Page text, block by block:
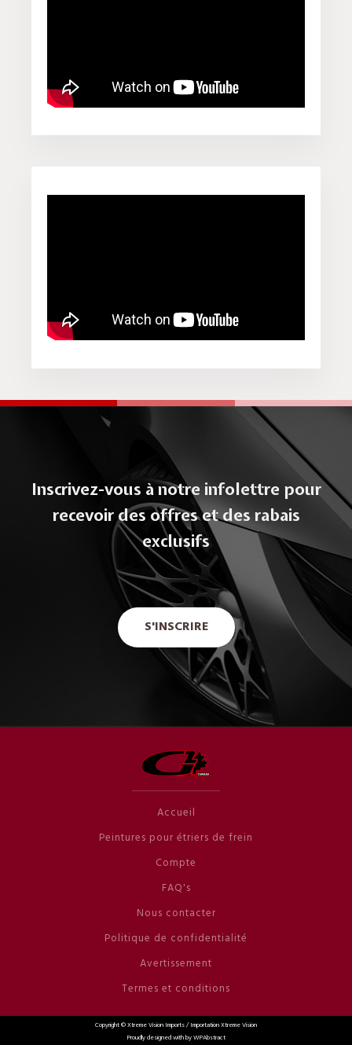
Inscrivez-vous à notre infolettre pour
recevoir des offres et des rabais
exclusifs
S'INSCRIRE
Accueil
Peintures pour étriers de frein
Compte
FAQ's
Nous contacter
Politique de confidentialité
Avertissement
Termes et conditions
Copyright ©Xtreme Vision Imports / Importation Xtreme Vision
Proudly designed with by WPAbstract